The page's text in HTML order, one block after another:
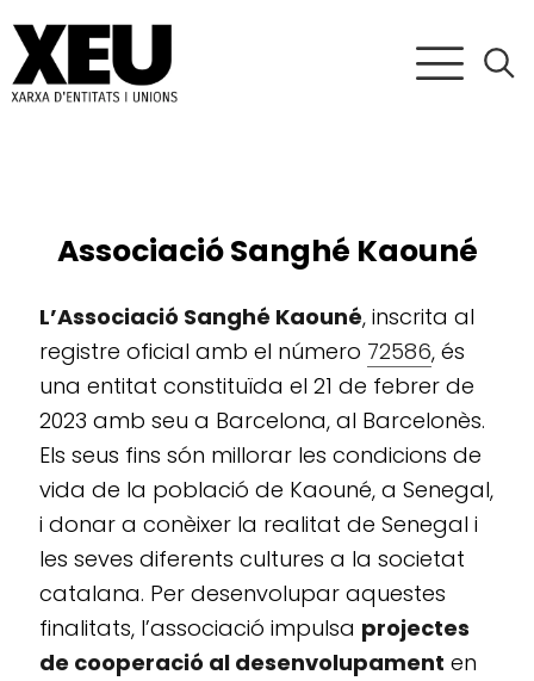
Associació Sanghé Kaouné
L’Associació Sanghé Kaouné, inscrita al
registre oficial amb el número 72586, és
una entitat constituïda el 21 de febrer de
2023 amb seu a Barcelona, al Barcelonès.
Els seus fins són millorar les condicions de
vida de la població de Kaouné, a Senegal,
i donar a conèixer la realitat de Senegal i
les seves diferents cultures a la societat
catalana. Per desenvolupar aquestes
finalitats, l’associació impulsa projectes
de cooperació al desenvolupament en